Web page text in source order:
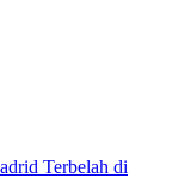
Terbelah di